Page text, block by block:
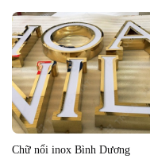
Chữ nổi inox Bình Dương